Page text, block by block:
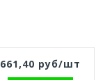
661,40 руб/шт